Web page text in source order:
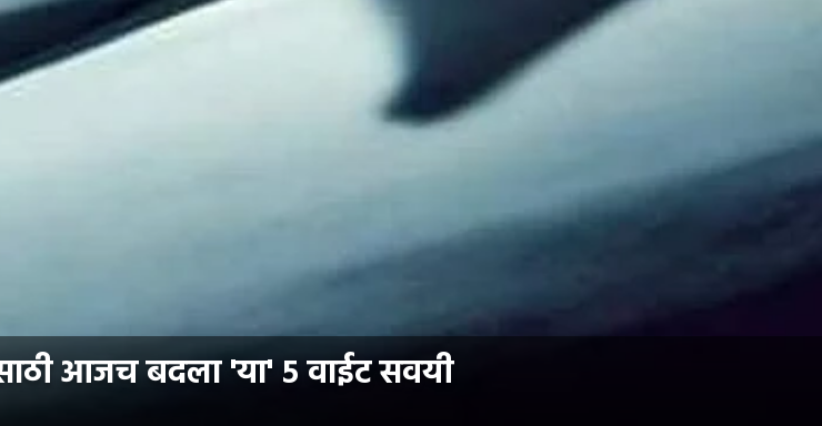
आजच बदला 'या' ५ वाईट सवयी